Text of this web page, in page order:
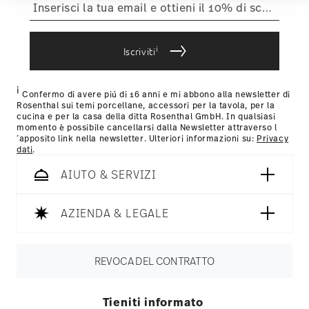
weiteren Daten zusammen, die Sie ihnen
articoli in stock. Puoi visualizzare i tempi di consegna per
altri paesiqui.
Fornitore del servizio di spedizione:Spediamo con UPS
(consegna standard) in Italia.
Resi:Per i resi, si prega di utilizzare il nostro servizio resi
Iscrivitii
i Confermo di avere piú di 16 anni e mi abbono alla newsletter di
Rosenthal sui temi porcellane, accessori per la tavola, per la
cucina e per la casa della ditta Rosenthal GmbH. In qualsiasi
momento è possibile cancellarsi dalla Newsletter attraverso l
´apposito link nella newsletter. Ulteriori informazioni su: Privacy
dati.
AIUTO & SERVIZI
AZIENDA & LEGALE
REVOCA DEL CONTRATTO
Tieniti informato